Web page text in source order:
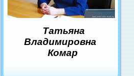
Татьяна
Владимировна
Комар